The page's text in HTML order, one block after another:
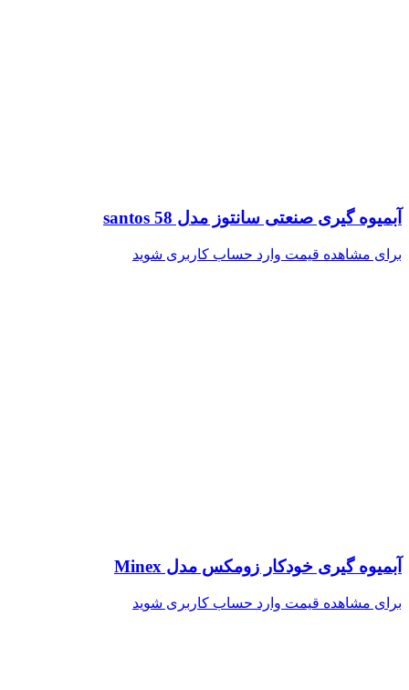
آبمیوه گیری صنعتی سانتوز مدل santos 58
برای مشاهده قیمت وارد حساب کاربری شوید
آبمیوه گیری خودکار زومکس مدل Minex
برای مشاهده قیمت وارد حساب کاربری شوید